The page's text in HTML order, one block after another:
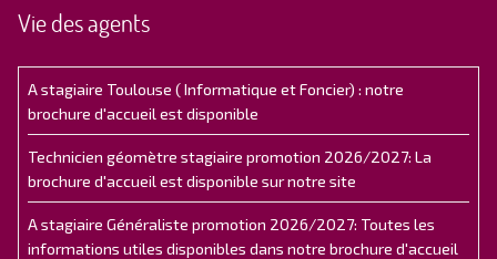
Vie des agents
A stagiaire Toulouse ( Informatique et Foncier) : notre
brochure d'accueil est disponible
Technicien géomètre stagiaire promotion 2026/2027: La
brochure d'accueil est disponible sur notre site
A stagiaire Généraliste promotion 2026/2027: Toutes les
informations utiles disponibles dans notre brochure d'accueil